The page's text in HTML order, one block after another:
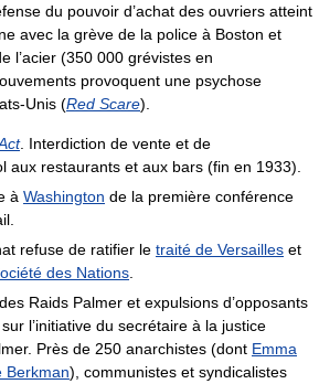
du pouvoir d’achat des ouvriers atteint
avec la grève de la police à Boston et
l’acier (350 000 grévistes en
provoquent une psychose
Unis (Red Scare).
. Interdiction de vente et de
aux restaurants et aux bars (fin en 1933).
à Washington de la première conférence
refuse de ratifier le traité de Versailles et
des Nations
Raids Palmer et expulsions d’opposants
l’initiative du secrétaire à la justice
Près de 250 anarchistes (dont Emma
Berkman), communistes et syndicalistes